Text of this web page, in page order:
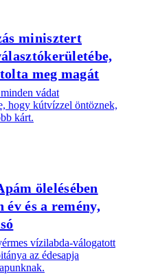
minisztert
meg magát
vádat
hogy kútvízzel öntöznek,
kárt.
ölelésében
év és a remény,
vízilabda-válogatott
az édesapja